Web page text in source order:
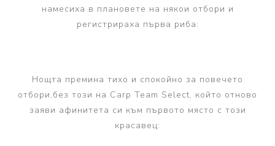
намесиха в плановете на някои отбори и
регистрираха първа риба:
Нощта премина тихо и спокойно за повечето
отбори,без този на Carp Team Select, който отново
заяви афинитета си към първото място с този
красавец: